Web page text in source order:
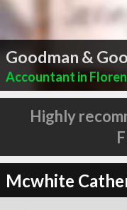
Goodman &
Accountant in
Highly
Mcwhite